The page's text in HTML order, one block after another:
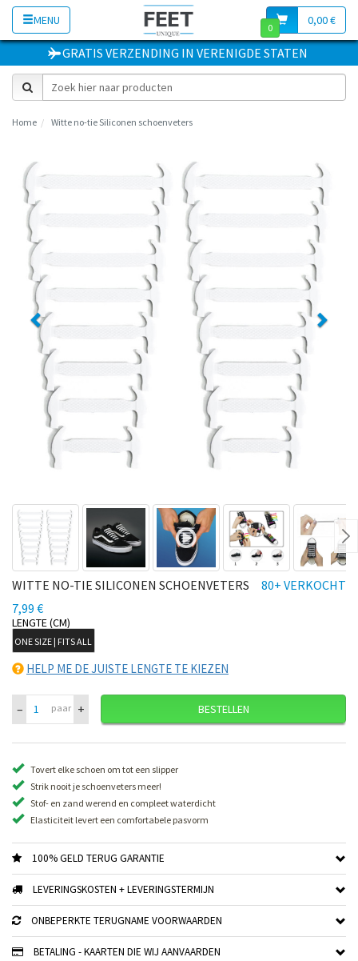
MENU 0,00 €
0
GRATIS VERZENDING IN VERENIGDE STATEN
Home Witte no-tie Siliconen schoenveters
Previous
80+ VERKOCHT
WITTE NO-TIE SILICONEN SCHOENVETERS
7,99 €
LENGTE (CM)
ONE SIZE | FITS ALL
HELP ME DE JUISTE LENGTE TE KIEZEN
– paar + BESTELLEN
Tovert elke schoen om tot een slipper
Strik nooit je schoenveters meer!
Stof- en zand werend en compleet waterdicht
Elasticiteit levert een comfortabele pasvorm
100% GELD TERUG GARANTIE
LEVERINGSKOSTEN + LEVERINGSTERMIJN
ONBEPERKTE TERUGNAME VOORWAARDEN
BETALING - KAARTEN DIE WIJ AANVAARDEN